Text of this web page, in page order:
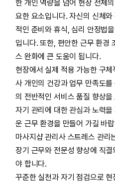
한 개인 역량을 넘어 현장 전체
요한 요소입니다. 자신의 신체
적인 준비와 휴식, 심리 안정법
입니다. 또한, 편안한 근무 환경
스 완화에 큰 도움이 됩니다.
현장에서 실제 적용 가능한 구
사 개인의 건강과 업무 만족도
의 전반적인 서비스 품질 향상
자기 관리에 대한 관심과 노력
운 근무 환경을 만들어 가길 바
마사지샵 관리사 스트레스 관리
장기 근무와 전문성 향상에 직
야 합니다.
꾸준한 실천과 자기 점검으로